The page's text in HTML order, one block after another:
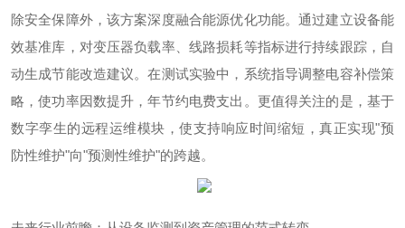
除安全保障外，该方案深度融合能源优化功能。通过建立设备能
效基准库，对变压器负载率、线路损耗等指标进行持续跟踪，自
动生成节能改造建议。在测试实验中 ，系统指导调整电容补偿策
略，使功率因数提升，年节约电费支出。更值得关注的是，基于
数字孪生的远程运维模块，使支持响应时间缩短，真正实现"预
防性维护"向"预测性维护"的跨越。